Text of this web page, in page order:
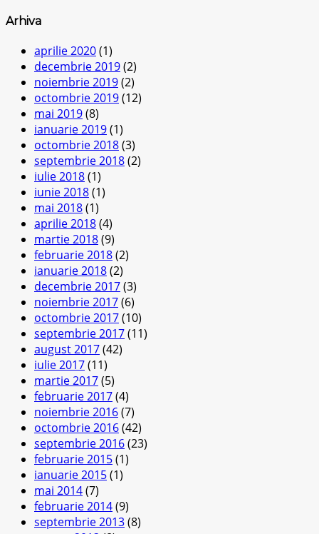
Arhiva
aprilie 2020(1)
decembrie 2019(2)
noiembrie 2019(2)
octombrie 2019(12)
mai 2019(8)
ianuarie 2019(1)
octombrie 2018(3)
septembrie 2018(2)
iulie 2018(1)
iunie 2018(1)
mai 2018(1)
aprilie 2018(4)
martie 2018(9)
februarie 2018(2)
ianuarie 2018(2)
decembrie 2017(3)
noiembrie 2017(6)
octombrie 2017(10)
septembrie 2017(11)
august 2017(42)
iulie 2017(11)
martie 2017(5)
februarie 2017(4)
noiembrie 2016(7)
octombrie 2016(42)
septembrie 2016(23)
februarie 2015(1)
ianuarie 2015(1)
mai 2014(7)
februarie 2014(9)
septembrie 2013(8)